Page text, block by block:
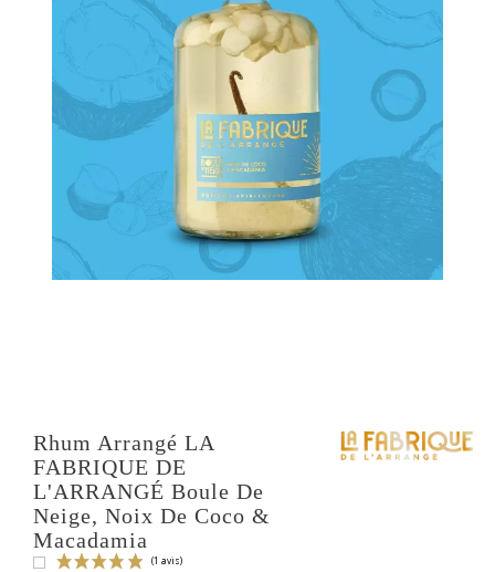
Rhum Arrangé LA
FABRIQUE DE
L'ARRANGÉ Boule De
Neige, Noix De Coco &
Macadamia